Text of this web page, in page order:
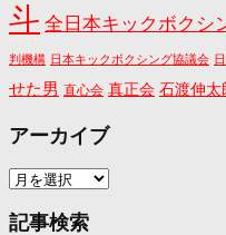
斗 全日本キックボクシ
判機構 日本キックボクシング協議会
せた男 直心会 真正会 石渡伸太
アーカイブ
ア
カ
記事検索